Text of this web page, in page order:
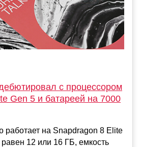
с процессором
Gen 5 и батареей на 7000
работает на Snapdragon 8 Elite
12 или 16 ГБ, емкость